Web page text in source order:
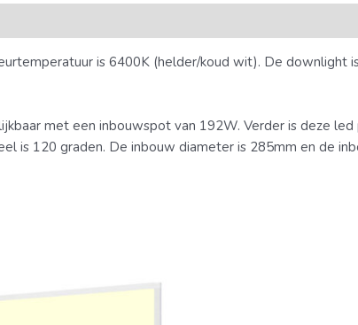
is 6400K (helder/koud wit). De downlight
met een inbouwspot van 192W. Verder is deze led
is 120 graden. De inbouw diameter is 285mm en de